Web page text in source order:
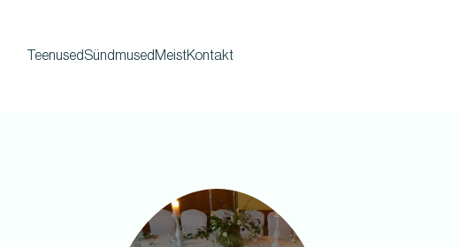
TeenusedSündmused MeistKontakt